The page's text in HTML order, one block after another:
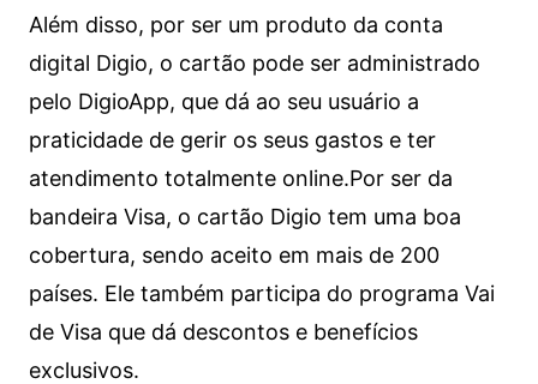
Além disso, por ser um produto da conta
digital Digio, o cartão pode ser administrado
pelo DigioApp, que dá ao seu usuário a
praticidade de gerir os seus gastos e ter
atendimento totalmente online.Por ser da
bandeira Visa, o cartão Digio tem uma boa
cobertura, sendo aceito em mais de 200
países. Ele também participa do programa Vai
de Visa que dá descontos e benefícios
exclusivos.